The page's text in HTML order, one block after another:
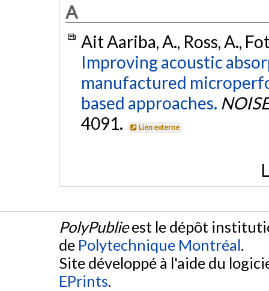
A
Ait Aariba, A., Ross, A.,
Improving acoustic
manufactured
based approaches.
4091.
Lien externe
PolyPublieest le dépôt
de Polytechnique Montréal.
Site développé à l'aide du
EPrints.